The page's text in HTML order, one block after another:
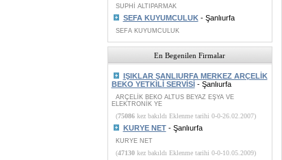
SUPHİ ALTIPARMAK
SEFA KUYUMCULUK- Şanlıurfa
SEFA KUYUMCULUK
En Begenilen Firmalar
IŞIKLAR ŞANLIURFA MERKEZ ARÇELİK
BEKO YETKİLİ SERVİSİ- Şanlıurfa
ARÇELİK BEKO ALTUS BEYAZ EŞYA VE
ELEKTRONİK YE
(75086kez bakıldı Eklenme tarihi 0-0-26.02.2007)
KURYE NET- Şanlıurfa
KURYE NET
(47130kez bakıldı Eklenme tarihi 0-0-10.05.2009)